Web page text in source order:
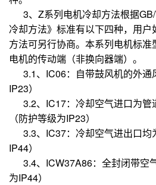
3、Z系列电机冷却方法根据
冷却方法》标准有以下四种，用
方法可另行协商。本系列电机标
电机的传动端（非换向器端）。
3.1、IC06：自带鼓风机的外通
IP23）
3.2、IC17：冷却空气进口为管
（防护等级为IP23）
3.3、IC37：冷却空气进出口均
IP44）
3.4、ICW37A86：全封闭带空
为IP44）